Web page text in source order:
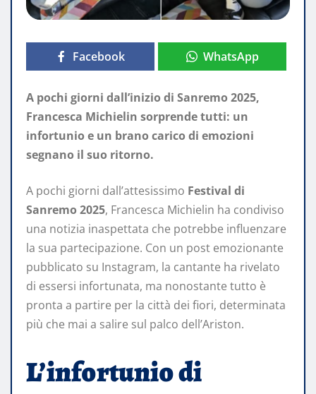
Facebook WhatsApp
A pochi giorni dall’inizio di Sanremo 2025,
Francesca Michielin sorprende tutti: un
infortunio e un brano carico di emozioni
segnano il suo ritorno.
A pochi giorni dall’attesissimo Festival di
Sanremo 2025, Francesca Michielin ha condiviso
una notizia inaspettata che potrebbe influenzare
la sua partecipazione. Con un post emozionante
pubblicato su Instagram, la cantante ha rivelato
di essersi infortunata, ma nonostante tutto è
pronta a partire per la città dei fiori, determinata
più che mai a salire sul palco dell’Ariston.
L’infortunio di